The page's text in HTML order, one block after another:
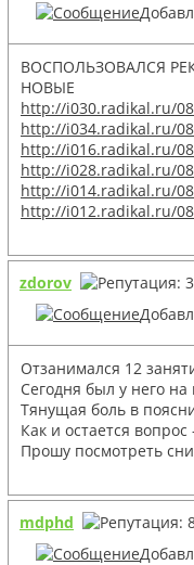
ВОСПОЛЬЗОВАЛСЯ
НОВЫЕ
http://i030.radikal.ru/
http://i034.radikal.ru/
http://i016.radikal.ru/
http://i028.radikal.ru/
http://i014.radikal.ru/
http://i012.radikal.ru/
zdorov
Отзанимался 12
Сегодня был у него
Тянущая боль в
Как и остается
Прошу посмотреть
mdphd